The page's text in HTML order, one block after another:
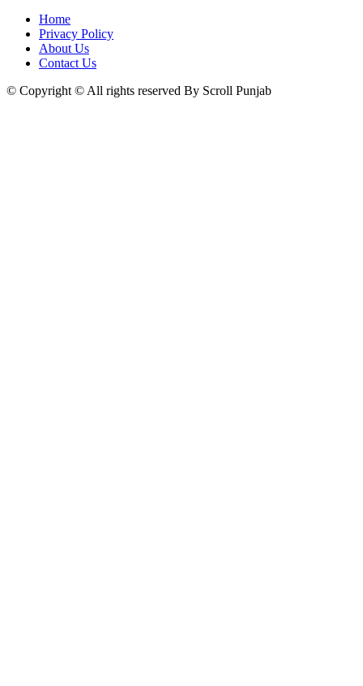
Home
Privacy Policy
About Us
Contact Us
© Copyright © All rights reserved By Scroll Punjab